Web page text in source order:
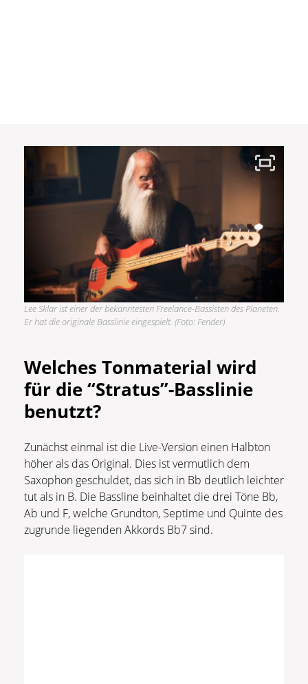
Lee Sklar ist einer der bekanntesten Freelance-Bassisten des Planeten.
Er hat die originale Basslinie eingespielt. (Foto: Fender)
Welches Tonmaterial wird
für die “Stratus”-Basslinie
benutzt?
Zunächst einmal ist die Live-Version einen Halbton
höher als das Original. Dies ist vermutlich dem
Saxophon geschuldet, das sich in Bb deutlich leichter
tut als in B. Die Bassline beinhaltet die drei Töne Bb,
Ab und F, welche Grundton, Septime und Quinte des
zugrunde liegenden Akkords Bb7 sind.